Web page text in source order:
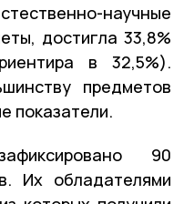
научные
достигла 33,8%
в 32,5%).
предметов
показатели.
90
Их обладателями